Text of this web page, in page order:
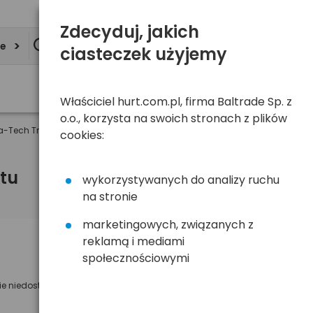
Tech Trinium MT4039 + SDHC Goodram 16GB class 10 + dodatkowy
niedostępny
Powiadom mnie o dostępności
Zdecyduj, jakich
ciasteczek użyjemy
Właściciel hurt.com.pl, firma Baltrade Sp. z
o.o., korzysta na swoich stronach z plików
cookies:
wykorzystywanych do analizy ruchu
na stronie
marketingowych, związanych z
reklamą i mediami
społecznościowymi